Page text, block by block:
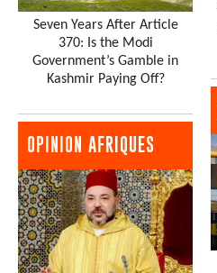
Seven Years After Article
370: Is the Modi
Government’s Gamble in
Kashmir Paying Off?
OPINION AFRIQUES